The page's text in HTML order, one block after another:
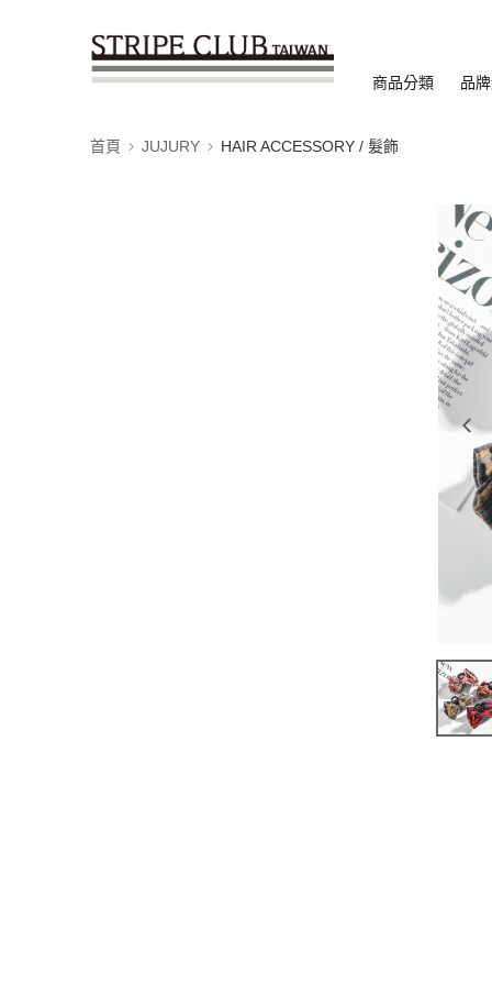
商品分類 品
首頁 JUJURY HAIR ACCESSORY / 髮飾